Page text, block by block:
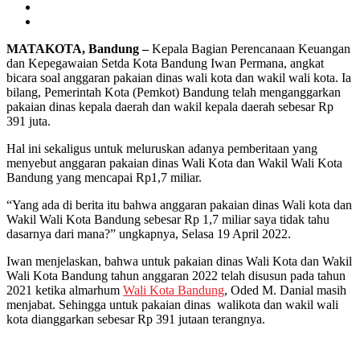
MATAKOTA, Bandung –Kepala Bagian Perencanaan Keuangan
dan Kepegawaian Setda Kota Bandung Iwan Permana, angkat
bicara soal anggaran pakaian dinas wali kota dan wakil wali kota. Ia
bilang, Pemerintah Kota (Pemkot) Bandung telah menganggarkan
pakaian dinas kepala daerah dan wakil kepala daerah sebesar Rp
391 juta.
Hal ini sekaligus untuk meluruskan adanya pemberitaan yang
menyebut anggaran pakaian dinas Wali Kota dan Wakil Wali Kota
Bandung yang mencapai Rp1,7 miliar.
“Yang ada di berita itu bahwa anggaran pakaian dinas Wali kota dan
Wakil Wali Kota Bandung sebesar Rp 1,7 miliar saya tidak tahu
dasarnya dari mana?” ungkapnya, Selasa 19 April 2022.
Iwan menjelaskan, bahwa untuk pakaian dinas Wali Kota dan Wakil
Wali Kota Bandung tahun anggaran 2022 telah disusun pada tahun
2021 ketika almarhum Wali Kota Bandung, Oded M. Danial masih
menjabat. Sehingga untuk pakaian dinas walikota dan wakil wali
kota dianggarkan sebesar Rp 391 jutaan terangnya.